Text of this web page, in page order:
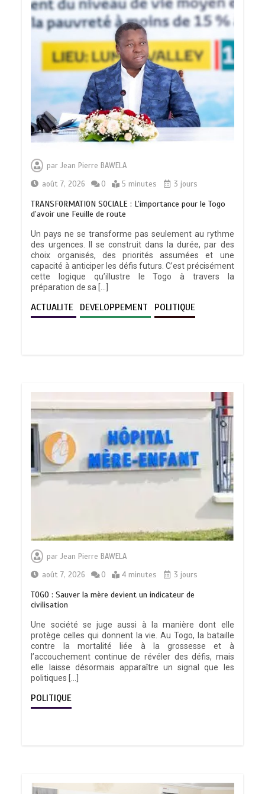
parJean Pierre BAWELA
août 7, 2026
0 5 minutes 3 jours
TRANSFORMATION SOCIALE : L’importance pour le Togo
d’avoir une Feuille de route
Un pays ne se transforme pas seulement au rythme
des urgences. Il se construit dans la durée, par des
choix organisés, des priorités assumées et une
capacité à anticiper les défis futurs. C’est précisément
cette logique qu’illustre le Togo à travers la
préparation de sa […]
ACTUALITE DEVELOPPEMENT POLITIQUE
parJean Pierre BAWELA
août 7, 2026
0 4 minutes 3 jours
TOGO : Sauver la mère devient un indicateur de
civilisation
Une société se juge aussi à la manière dont elle
protège celles qui donnent la vie. Au Togo, la bataille
contre la mortalité liée à la grossesse et à
l’accouchement continue de révéler des défis, mais
elle laisse désormais apparaître un signal que les
politiques […]
POLITIQUE